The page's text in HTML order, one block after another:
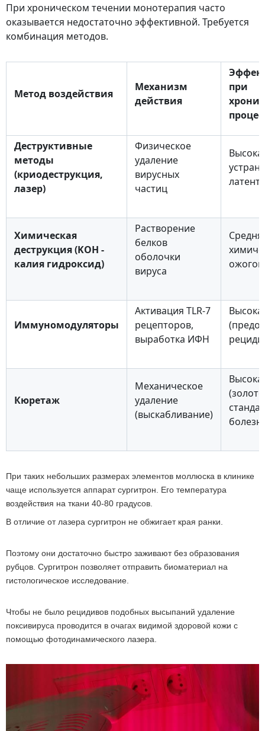
При хроническом течении монотерапия часто
оказывается недостаточно эффективной. Требуется
комбинация методов.
Метод воздействия
Механизм
действия
при
Деструктивные
методы
(криодеструкция,
лазер)
Физическое
удаление
вирусных
частиц
Химическая
деструкция (KOH -
калия гидроксид)
Растворение
белков
оболочки
вируса
ожогов
Иммуномодуляторы
Активация TLR-7
рецепторов,
выработка ИФН
Кюретаж
Механическое
удаление
(выскабливание)
При таких небольших размерах элементов моллюска в клинике
чаще используется аппарат сургитрон. Его температура
воздействия на ткани 40-80 градусов.
В отличие от лазера сургитрон не обжигает края ранки.
Поэтому они достаточно быстро заживают без образования
рубцов. Сургитрон позволяет отправить биоматериал на
гистологическое исследование.
Чтобы не было рецидивов подобных высыпаний удаление
поксивируса проводится в очагах видимой здоровой кожи с
помощью фотодинамического лазера.